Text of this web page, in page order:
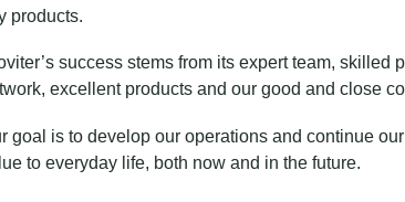
products.
success stems from its expert team, skilled
excellent products and our good and close
goal is to develop our operations and continue
to everyday life, both now and in the future.